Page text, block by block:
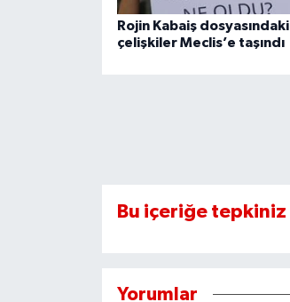
Rojin Kabaiş dosyasındaki
çelişkiler Meclis’e taşındı
Bu içeriğe tepkiniz
Yorumlar